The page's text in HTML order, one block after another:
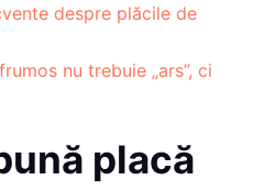
despre plăcile de
nu trebuie „ars”, ci
placă